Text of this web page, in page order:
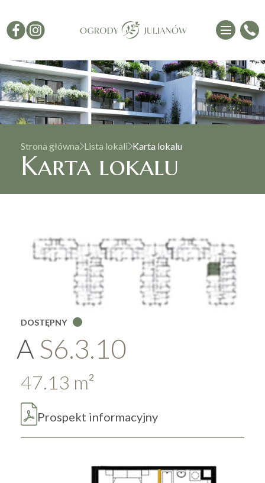
Strona główna Lista lokali Karta lokalu
Karta lokalu
DOSTĘPNY
A S6.3.10
47.13 m2
Prospekt informacyjny